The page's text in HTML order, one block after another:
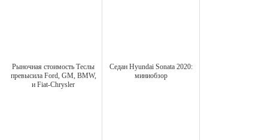
Рыночная стоимость Теслы
превысила Ford, GM, BMW,
и Fiat-Chrysler
Седан Hyundai Sonata 2020:
миниобзор